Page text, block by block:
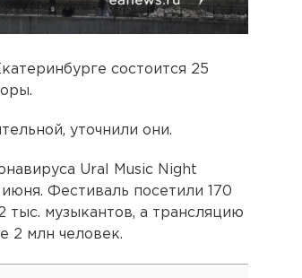
состоится 25
уточнили они.
Ural Music Night
Фестиваль посетили 170
тыс. музыкантов, а трансляцию
2 млн человек.